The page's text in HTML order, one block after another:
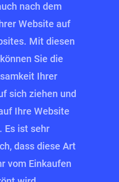
nach dem
Website auf
Mit diesen
Sie die
Ihrer
sich ziehen und
Ihre Website
Es ist sehr
dass diese Art
vom Einkaufen